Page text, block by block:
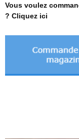
Vous voulez
? Cliquez ici